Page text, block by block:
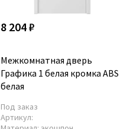
8 204 ₽
Межкомнатная дверь
Графика 1 белая кромка ABS
белая
Под заказ
Артикул: